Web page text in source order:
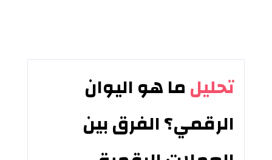
تحليلما هو اليوان
الرقمي؟ الفرق بين